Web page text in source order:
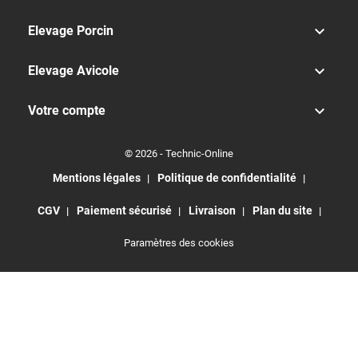
Elevage Porcin 
Elevage Avicole 
Votre compte 
© 2026 - Technic-Online
Mentions légales Politique de confidentialité
CGV Paiement sécurisé Livraison Plan du site
Paramètres des cookies